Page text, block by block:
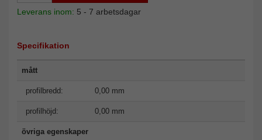
Leverans inom: 5 - 7 arbetsdagar
Specifikation
mått
profilbredd: 0,00 mm
profilhöjd: 0,00 mm
övriga egenskaper